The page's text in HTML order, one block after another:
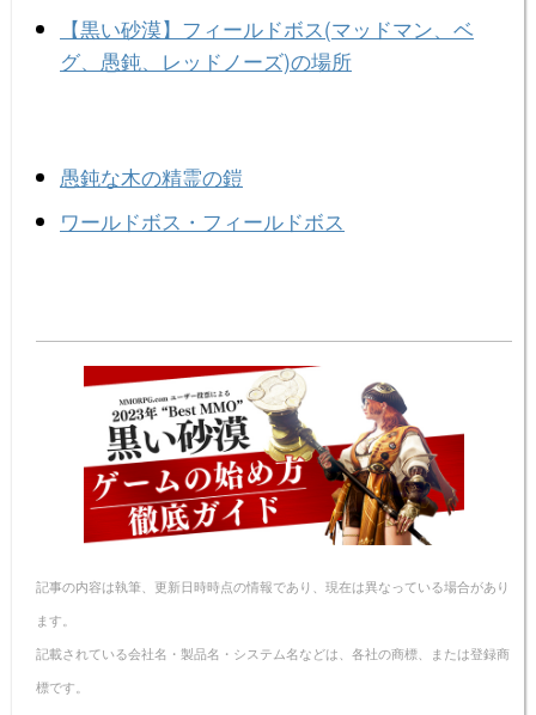
【黒い砂漠】フィールドボス(マッドマン、ベ
グ、愚鈍、レッドノーズ)の場所
愚鈍な木の精霊の鎧
ワールドボス・フィールドボス
記事の内容は執筆、更新日時時点の情報であり、現在は異なっている場合があり
ます。
記載されている会社名・製品名・システム名などは、各社の商標、または登録商
標です。